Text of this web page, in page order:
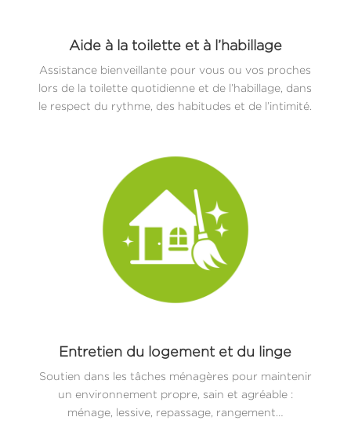
Aide à la toilette et à l’habillage
Assistance bienveillante pour vous ou vos proches
lors de la toilette quotidienne et de l’habillage, dans
le respect du rythme, des habitudes et de l’intimité.
Entretien du logement et du linge
Soutien dans les tâches ménagères pour maintenir
un environnement propre, sain et agréable :
ménage, lessive, repassage, rangement…